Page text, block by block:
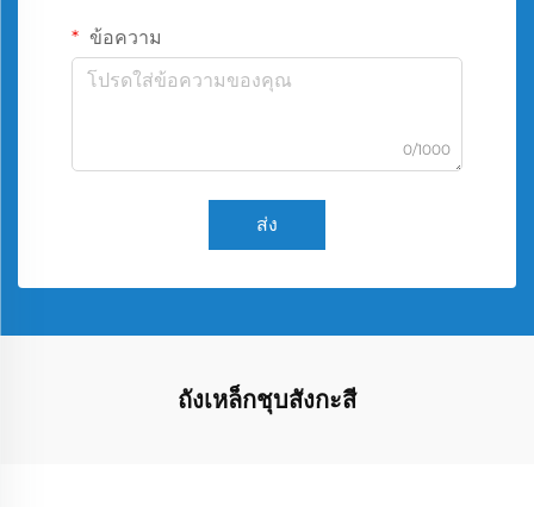
ข้อความ
0/1000
ส่ง
ถังเหล็กชุบสังกะสี